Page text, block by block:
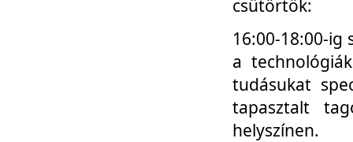
csütörtök:
16:00-18:00-
a
tudásukat
tapasztalt
helyszínen.